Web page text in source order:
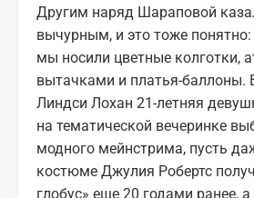
Другим наряд Шараповой
вычурным, и это тоже
мы носили цветные колготки,
вытачками и платья-баллоны.
Линдси Лохан 21-летняя
на тематической вечеринке
модного мейнстрима, пусть
костюме Джулия Робертс
глобус» еще 20 годами ранее,